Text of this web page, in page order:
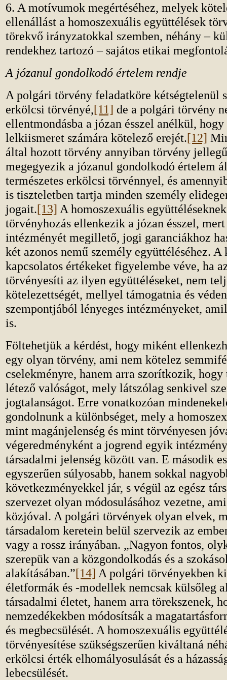
6. A motívumok megértéséhez, melyek
ellenállást a homoszexuális együttélések
törekvő irányzatokkal szemben, néhány –
rendekhez tartozó – sajátos etikai
A józanul gondolkodó értelem rendje
A polgári törvény feladatköre kétségtelenül
erkölcsi törvényé,[11] de a polgári törvény
ellentmondásba a józan ésszel anélkül,
lelkiismeret számára kötelező erejét.[12]
által hozott törvény annyiban törvény
megegyezik a józanul gondolkodó értelem
természetes erkölcsi törvénnyel, és
is tiszteletben tartja minden személy
jogait.[13] A homoszexuális
törvényhozás ellenkezik a józan ésszel, mert
intézményét megillető, jogi garanciákhoz
két azonos nemű személy együttéléséhez. A
kapcsolatos értékeket figyelembe véve, ha
törvényesíti az ilyen együttéléseket, nem
kötelezettségét, mellyel támogatnia és
szempontjából lényeges intézményeket,
is.
Föltehetjük a kérdést, hogy miként
egy olyan törvény, ami nem kötelez
cselekményre, hanem arra szorítkozik,
létező valóságot, mely látszólag senkivel
jogtalanságot. Erre vonatkozóan
gondolnunk a különbséget, mely a
mint magánjelenség és mint törvényesen
végeredményként a jogrend egyik
társadalmi jelenség között van. E második
egyszerűen súlyosabb, hanem sokkal
következményekkel jár, s végül az egész
szervezet olyan módosulásához vezetne,
közjóval. A polgári törvények olyan elvek,
társadalom keretein belül szervezik az
vagy a rossz irányában. „Nagyon fontos,
szerepük van a közgondolkodás és a
alakításában.”[14] A polgári törvényekben
életformák és -modellek nemcsak külsőleg
társadalmi életet, hanem arra törekszenek,
nemzedékekben módosítsák a
és megbecsülését. A homoszexuális
törvényesítése szükségszerűen kiváltaná
erkölcsi érték elhomályosulását és a
lebecsülését.